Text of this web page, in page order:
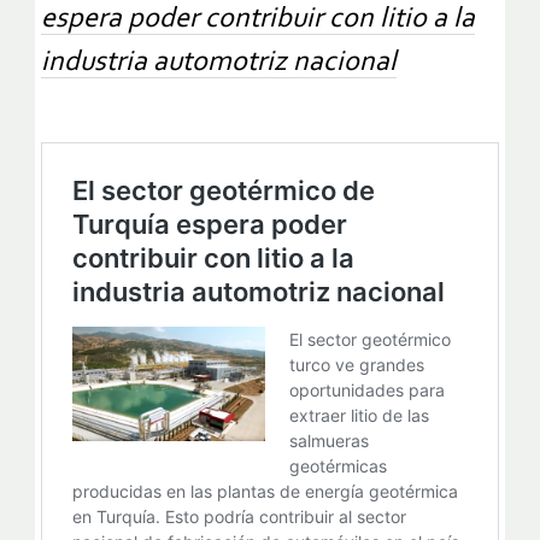
espera poder contribuir con litio a la
industria automotriz nacional